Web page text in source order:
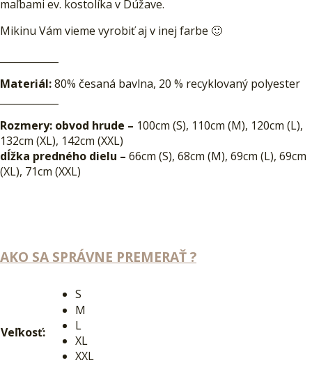
maľbami ev. kostolíka v Dúžave.
Mikinu Vám vieme vyrobiť aj v inej farbe 🙂
Materiál:80% česaná bavlna, 20 % recyklovaný polyester
Rozmery: obvod hrude – 100cm (S), 110cm (M), 120cm (L),
132cm (XL), 142cm (XXL)
dĺžka predného dielu – 66cm (S), 68cm (M), 69cm (L), 69cm
(XL), 71cm (XXL)
AKO SA SPRÁVNE PREMERAŤ ?
Veľkosť:
S
M
L
XL
XXL